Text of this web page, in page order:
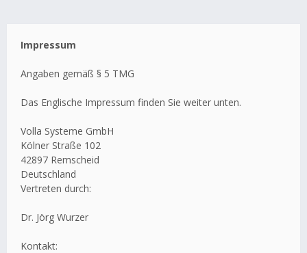
Impressum
Angaben gemäß § 5 TMG
Das Englische Impressum finden Sie weiter unten.
Volla Systeme GmbH
Kölner Straße 102
42897 Remscheid
Deutschland
Vertreten durch:
Dr. Jörg Wurzer
Kontakt: